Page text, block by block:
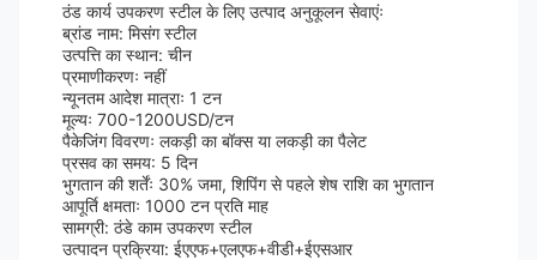
ठंड कार्य उपकरण स्टील के लिए उत्पाद अनुकूलन सेवाएंः
ब्रांड नाम: मिसंग स्टील
उत्पत्ति का स्थान: चीन
प्रमाणीकरणः नहीं
न्यूनतम आदेश मात्राः 1 टन
मूल्यः 700-1200USD/टन
पैकेजिंग विवरणः लकड़ी का बॉक्स या लकड़ी का पैलेट
प्रसव का समय: 5 दिन
भुगतान की शर्तेंः 30% जमा, शिपिंग से पहले शेष राशि का भुगतान
आपूर्ति क्षमताः 1000 टन प्रति माह
सामग्री: ठंडे काम उपकरण स्टील
उत्पादन प्रक्रिया: ईएएफ+एलएफ+वीडी+ईएसआर